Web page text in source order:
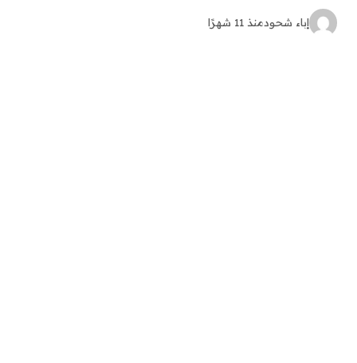
إباء شحودمنذ 11 شهرًا